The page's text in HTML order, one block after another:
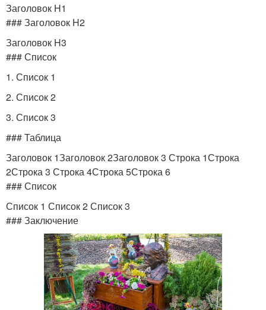
Заголовок H1
### Заголовок H2
Заголовок H3
### Список
1. Список 1
2. Список 2
3. Список 3
### Таблица
Заголовок 1Заголовок 2Заголовок 3 Строка 1Строка
2Строка 3 Строка 4Строка 5Строка 6
### Список
Список 1 Список 2 Список 3
### Заключение